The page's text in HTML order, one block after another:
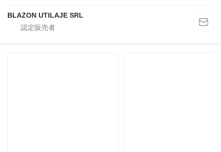
BLAZON UTILAJE SRL